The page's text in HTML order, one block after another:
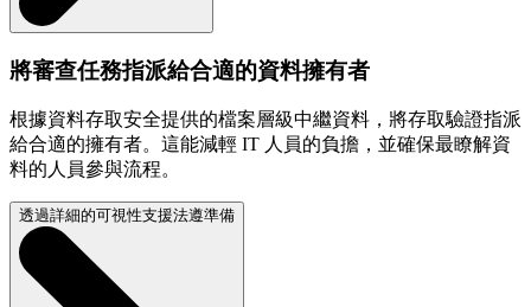
將審查任務指派給合適的資料擁有者
根據資料存取安全提供的檔案層級中繼資料，將存取驗證指派
給合適的擁有者。這能減輕 IT 人員的負擔，並確保最瞭解資
料的人員參與流程。
透過詳細的可視性支援法遵準備